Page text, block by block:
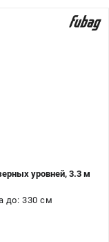
уровней, 3.3 м
до: 330 см